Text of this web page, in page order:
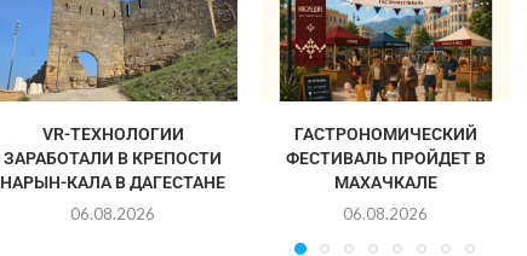
VR-ТЕХНОЛОГИИ
ЗАРАБОТАЛИ В КРЕПОСТИ
НАРЫН-КАЛА В ДАГЕСТАНЕ
06.08.2026
ГАСТРОНОМИЧЕСКИЙ
ФЕСТИВАЛЬ ПРОЙДЕТ В
МАХАЧКАЛЕ
06.08.2026